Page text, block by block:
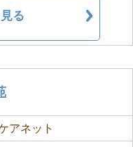
る
アネット